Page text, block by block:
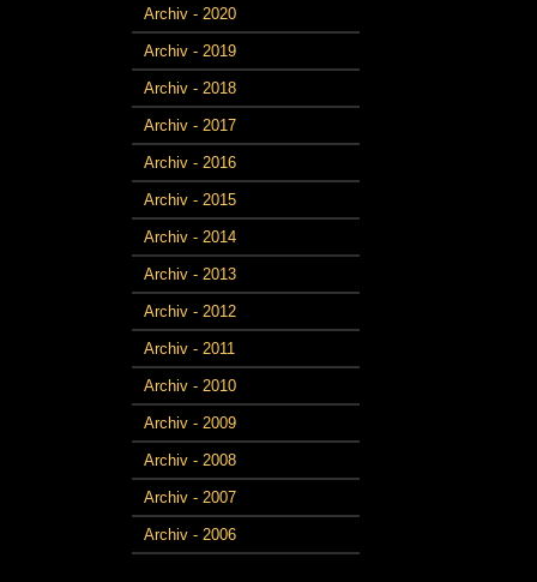
Archiv - 2020
Archiv - 2019
Archiv - 2018
Archiv - 2017
Archiv - 2016
Archiv - 2015
Archiv - 2014
Archiv - 2013
Archiv - 2012
Archiv - 2011
Archiv - 2010
Archiv - 2009
Archiv - 2008
Archiv - 2007
Archiv - 2006